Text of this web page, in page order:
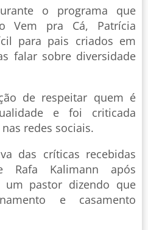
o programa que
Vem pra Cá, Patrícia
para pais criados em
falar sobre diversidade
de respeitar quem é
e foi criticada
redes sociais.
das críticas recebidas
Kalimann após
um pastor dizendo que
e casamento